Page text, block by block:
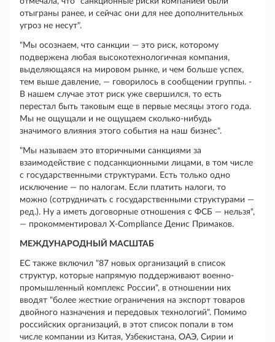
отыграны ранее, и сейчас они для нее дополнительных
угроз не несут".
"Мы осознаем, что санкции — это риск, которому
подвержена любая высокотехнологичная компания,
выделяющаяся на мировом рынке, и чем больше успех,
тем выше давление, — говорилось в сообщении группы. -
В нашем случае этот риск уже свершился, то есть
перестал быть таковым еще в первые месяцы этого года.
Мы не ощущали и не ощущаем сколько-нибудь
значимого влияния этого события на наш бизнес".
"Мы называем это вторичными санкциями за
взаимодействие с подсанкционными лицами, в том числе
с государственными структурами. Есть только одно
исключение — по налогам. Если платить налоги, то
можно (сотрудничать с государственными структурами —
ред.). Ну а иметь договорные отношения с ФСБ — нельзя",
— прокомментировал X-Compliance Денис Примаков.
МЕЖДУНАРОДНЫЙ МАСШТАБ
ЕС также включил "87 новых организаций в список
структур, которые напрямую поддерживают военно-
промышленный комплекс России", в отношении них
вводят "более жесткие ограничения на экспорт товаров
двойного назначения и передовых технологий". Помимо
российских организаций, в этот список попали в том
числе компании из Китая, Узбекистана, ОАЭ, Сирии и